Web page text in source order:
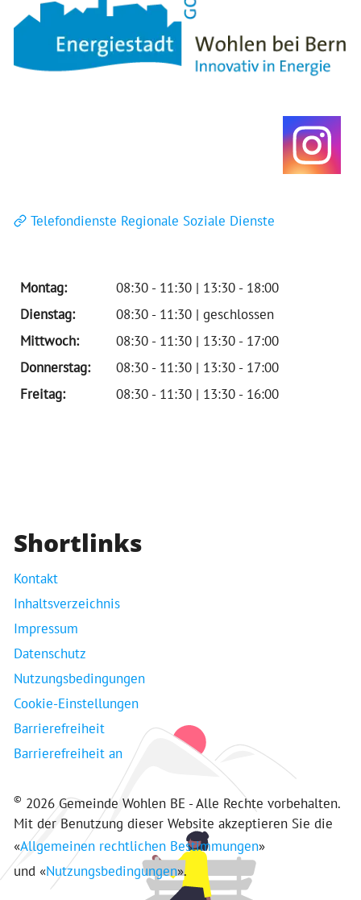
Telefondienste Regionale Soziale Dienste
Montag:
08:30 - 11:30 | 13:30 - 18:00
Dienstag:
08:30 - 11:30 | geschlossen
Mittwoch:
08:30 - 11:30 | 13:30 - 17:00
Donnerstag:
08:30 - 11:30 | 13:30 - 17:00
Freitag:
08:30 - 11:30 | 13:30 - 16:00
Shortlinks
Kontakt
Inhaltsverzeichnis
Impressum
Datenschutz
Nutzungsbedingungen
Cookie-Einstellungen
Barrierefreiheit
Barrierefreiheit an
© 2026 Gemeinde Wohlen BE - Alle Rechte vorbehalten.
Mit der Benutzung dieser Website akzeptieren Sie die
«Allgemeinen rechtlichen Bestimmungen»
und «Nutzungsbedingungen».